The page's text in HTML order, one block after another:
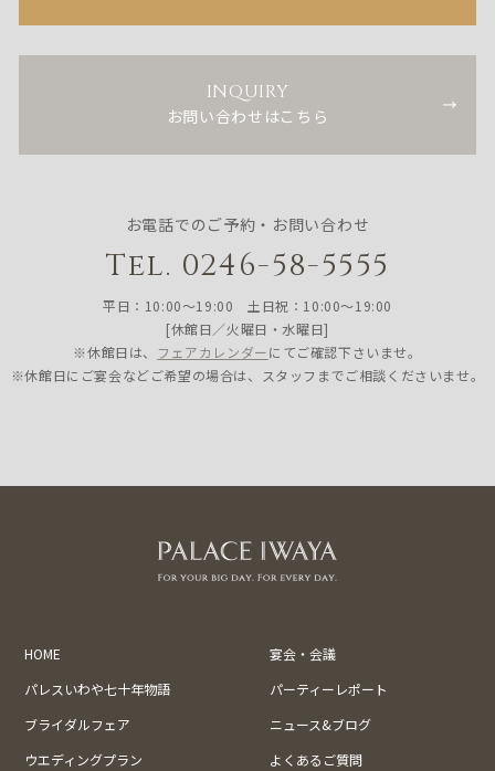
INQUIRY
お問い合わせはこちら
お電話でのご予約・お問い合わせ
Tel. 0246-58-5555
平日：10:00〜19:00 土日祝：10:00〜19:00
[休館日／火曜日・水曜日]
※休館日は、 フェアカレンダーにてご確認下さいませ。
※休館日にご宴会などご希望の場合は、スタッフまでご相談くださいませ。
HOME
宴会・会議
パレスいわや七十年物語
パーティーレポート
ブライダルフェア
ニュース&ブログ
ウエディングプラン
よくあるご質問